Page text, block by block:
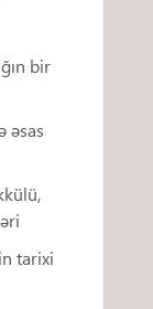
bir
əsas
tarixi